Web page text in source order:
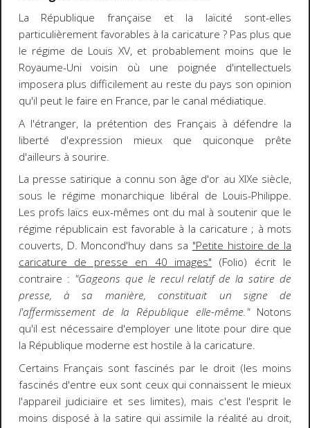
La République française et la laïcité sont-elles
particulièrement favorables à la caricature ? Pas plus que
le régime de Louis XV, et probablement moins que le
Royaume-Uni voisin où une poignée d'intellectuels
imposera plus difficilement au reste du pays son opinion
qu'il peut le faire en France, par le canal médiatique.
A l'étranger, la prétention des Français à défendre la
liberté d'expression mieux que quiconque prête
d'ailleurs à sourire.
La presse satirique a connu son âge d'or au XIXe siècle,
sous le régime monarchique libéral de Louis-Philippe.
Les profs laïcs eux-mêmes ont du mal à soutenir que le
régime républicain est favorable à la caricature ; à mots
couverts, D. Moncond'huy dans sa "Petite histoire de la
caricature de presse en 40 images" (Folio) écrit le
contraire : "Gageons que le recul relatif de la satire de
presse, à sa manière, constituait un signe de
l'affermissement de la République elle-même." Notons
qu'il est nécessaire d'employer une litote pour dire que
la République moderne est hostile à la caricature.
Certains Français sont fascinés par le droit (les moins
fascinés d'entre eux sont ceux qui connaissent le mieux
l'appareil judiciaire et ses limites), mais c'est l'esprit le
moins disposé à la satire qui assimile la réalité au droit,